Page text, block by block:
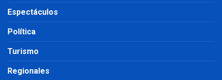
Espectáculos
Política
Turismo
Regionales